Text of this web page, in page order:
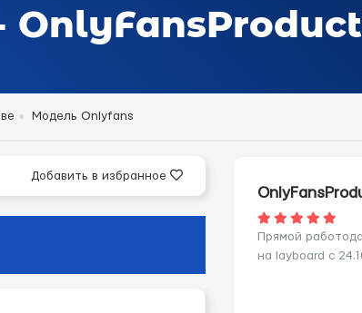
Модель Onlyfans
Добавить в избранное
Прямой
на layboard с